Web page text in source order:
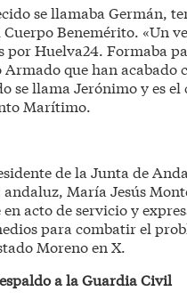
se llamaba Germán,
Benemérito. «Un
por Huelva24. Formaba
que han acabado
se llama Jerónimo y es
Marítimo.
de la Junta de
andaluz, María Jesús
acto de servicio y
para combatir el
Moreno en X.
a la Guardia Civil